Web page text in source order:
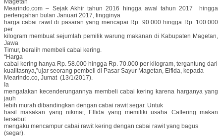
Magetan
Mearindo.com – Sejak Akhir tahun 2016 hingga awal tahun 2017 hingga
pertengahan bulan Januari 2017, tingginya
harga cabai rawit di pasaran yang mencapai Rp. 90.000 hingga Rp. 100.000
per
kilogram membuat sejumlah pemilik warung makanan di Kabupaten Magetan,
Jawa
Timur, beralih membeli cabai kering.
“Harga
cabai kering hanya Rp. 58.000 hingga Rp. 70.000 per kilogram, tergantung dari
kualitasnya,”ujar seorang pembeli di Pasar Sayur Magetan, Elfida, kepada
Mearindo.co, Jumat (13/1/2017).
Ia
mengatakan kecenderungannya membeli cabai kering karena harganya yang
jauh
lebih murah dibandingkan dengan cabai rawit segar. Untuk
hasil masakan yang nikmat, Elfida yang memiliki usaha Cattering makan
tersebut
mengaku mencampur cabai rawit kering dengan cabai rawit yang bagus
(segar).